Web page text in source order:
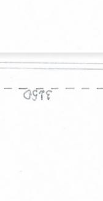
103624 -
ПРАВДЫ
Помещение
прямую аренду.
Теплое, чистое,
Удобный подъезд